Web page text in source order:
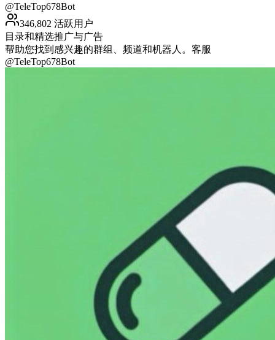
@TeleTop678Bot
346,802 活跃用户
目录和精选推广与广告
帮助您找到感兴趣的群组、频道和机器人。客服
@TeleTop678Bot